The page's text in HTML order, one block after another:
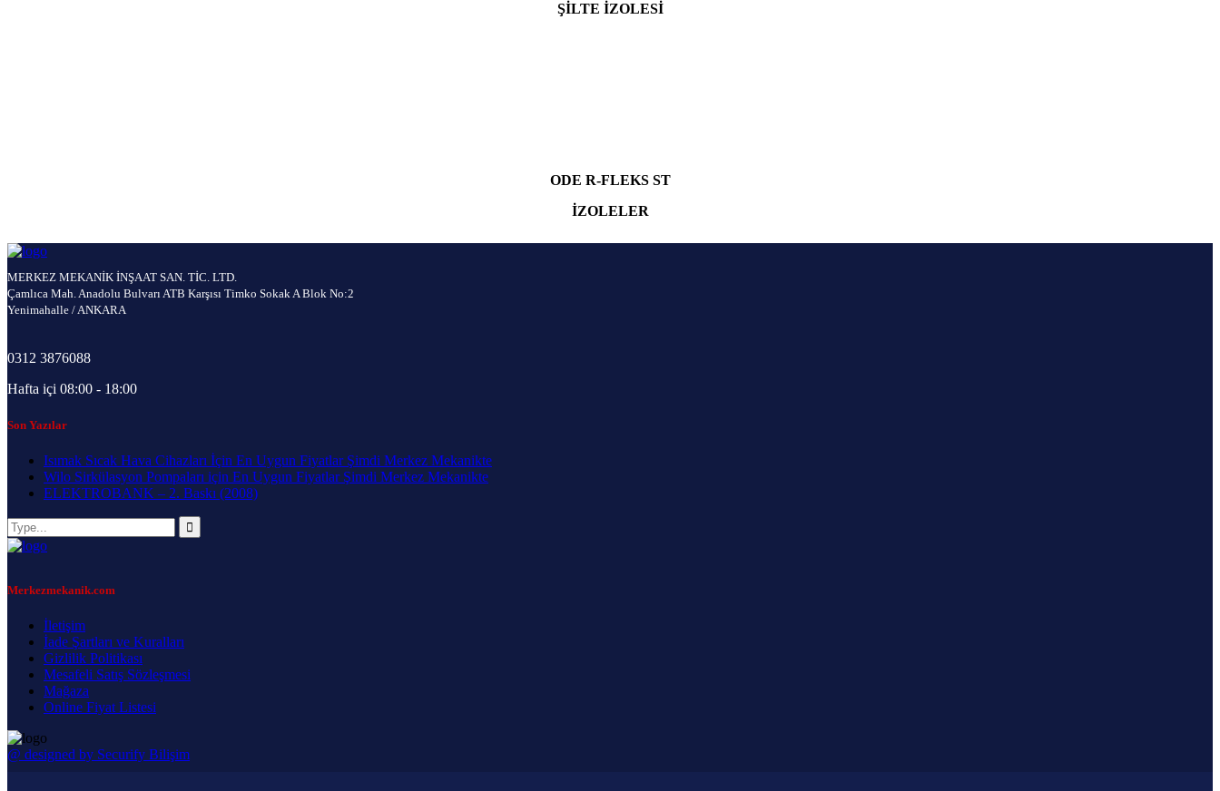
ŞİLTE İZOLESİ
ODE R-FLEKS ST
İZOLELER
MERKEZ MEKANİK İNŞAAT SAN. TİC. LTD.
Çamlıca Mah. Anadolu Bulvarı ATB Karşısı Timko Sokak A Blok No:2
Yenimahalle / ANKARA
0312 3876088
Hafta içi 08:00 - 18:00
Son Yazılar
Isımak Sıcak Hava Cihazları İçin En Uygun Fiyatlar Şimdi Merkez Mekanikte
Wilo Sirkülasyon Pompaları için En Uygun Fiyatlar Şimdi Merkez Mekanikte
ELEKTROBANK – 2. Baskı (2008)
Merkezmekanik.com
İletişim
İade Şartları ve Kuralları
Gizlilik Politikası
Mesafeli Satış Sözleşmesi
Mağaza
Online Fiyat Listesi
@ designed by Securify Bilişim